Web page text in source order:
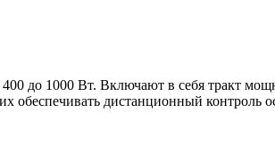
до 1000 Вт. Включают в себя тракт
обеспечивать дистанционный